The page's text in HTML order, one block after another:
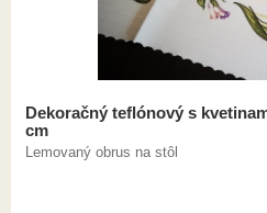
Dekoračný teflónový s
cm
Lemovaný obrus na stôl